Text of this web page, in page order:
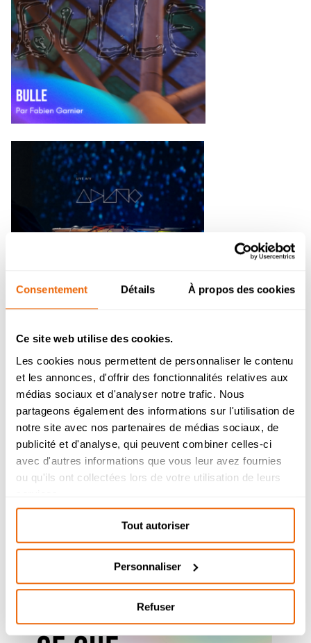
Consentement Détails À propos des cookies
Ce site web utilise des cookies.
Les cookies nous permettent de personnaliser le contenu
et les annonces, d'offrir des fonctionnalités relatives aux
médias sociaux et d'analyser notre trafic. Nous
partageons également des informations sur l'utilisation de
notre site avec nos partenaires de médias sociaux, de
publicité et d'analyse, qui peuvent combiner celles-ci
avec d'autres informations que vous leur avez fournies
ou qu'ils ont collectées lors de votre utilisation de leurs
Tout autoriser
Personnaliser
Refuser
Admission 2026
Bachelor Management Innovation et
Humanités : reprise de l’étude des
dossiers de candidature à partir du 26
août.
Bachelor Design d’Espace et Prépa
étudiés durant l’été.